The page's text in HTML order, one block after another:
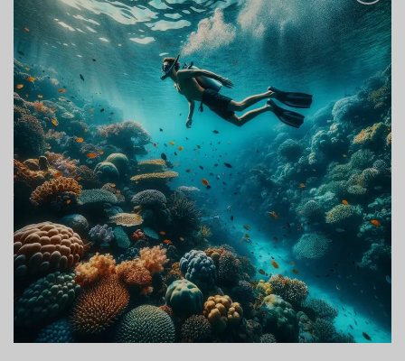
Ajouter
à la liste
de
souhaits